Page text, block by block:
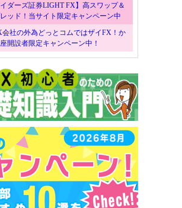
イダーズ証券LIGHT FX】高スワップ＆
ッド！当サイト限定キャンペーン中
会社の外為どっとコムではザイFX！か
開設者限定キャンペーン中！